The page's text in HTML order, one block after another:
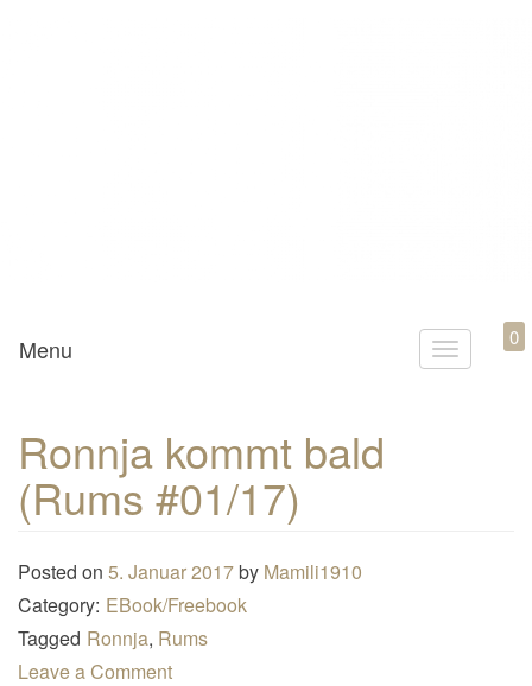
Mamili1910
T
Menu 0
Ronnja kommt bald
(Rums #01/17)
Posted on 5. Januar 2017by Mamili1910
Category: EBook/Freebook
Tagged Ronnja, Rums
Leave a Comment